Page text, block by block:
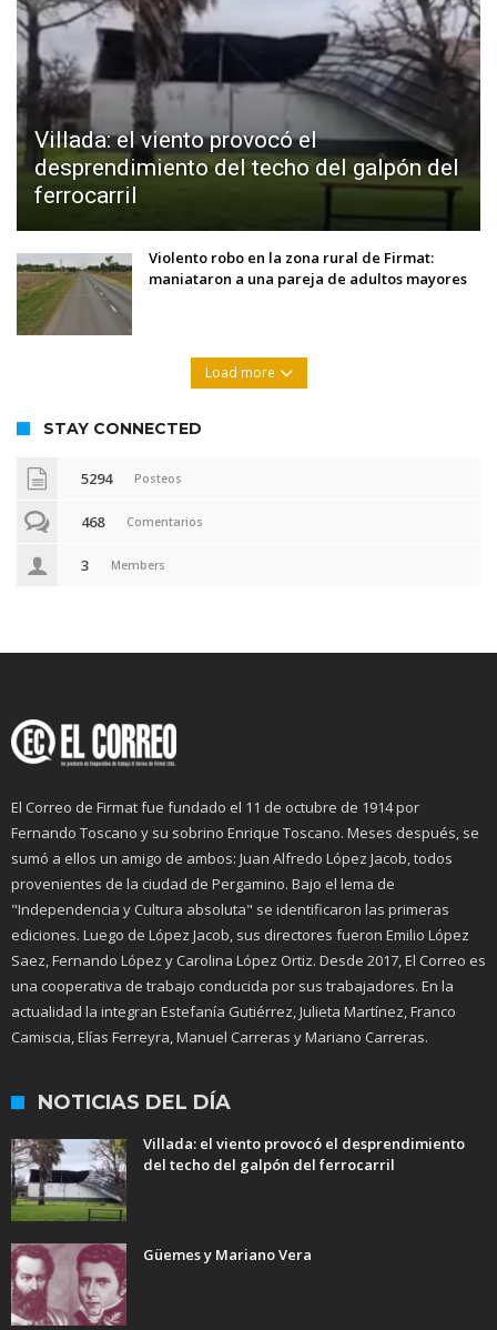
Villada: el viento provocó el
desprendimiento del techo del galpón del
ferrocarril
Violento robo en la zona rural de Firmat:
maniataron a una pareja de adultos mayores
Load more
STAY CONNECTED
5294 Posteos
468 Comentarios
3 Members
El Correo de Firmat fue fundado el 11 de octubre de 1914 por
Fernando Toscano y su sobrino Enrique Toscano. Meses después, se
sumó a ellos un amigo de ambos: Juan Alfredo López Jacob, todos
provenientes de la ciudad de Pergamino. Bajo el lema de
"Independencia y Cultura absoluta" se identificaron las primeras
ediciones. Luego de López Jacob, sus directores fueron Emilio López
Saez, Fernando López y Carolina López Ortiz. Desde 2017, El Correo es
una cooperativa de trabajo conducida por sus trabajadores. En la
actualidad la integran Estefanía Gutiérrez, Julieta Martínez, Franco
Camiscia, Elías Ferreyra, Manuel Carreras y Mariano Carreras.
NOTICIAS DEL DÍA
Villada: el viento provocó el desprendimiento
del techo del galpón del ferrocarril
Güemes y Mariano Vera